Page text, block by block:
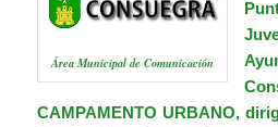
Área Municipal de Comunicación
CAMPAMENTO URBANO,